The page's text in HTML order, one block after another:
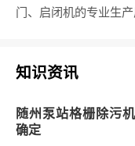
门、启闭机的专业生
知识资讯
随州泵站格栅除污
确定